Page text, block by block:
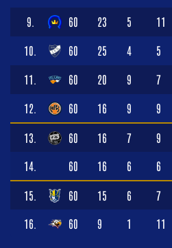
9. 60 23 5 11
10. 60 25 4 5
11. 60 20 9 7
12. 60 16 9 9
13. 60 16 7 9
14. 60 16 6 6
15. 60 15 6 7
16. 60 9 1 11